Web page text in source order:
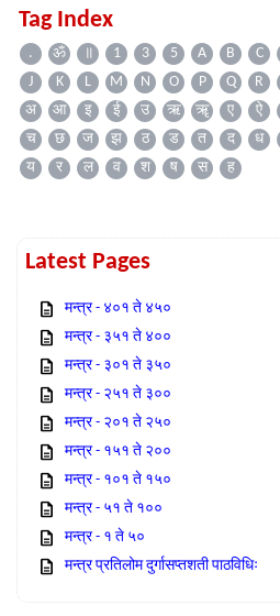
Tag Index
. ॐ ॥ 1 3 5 A B C
J
K L M N O P Q R
अ
आ इ ई उ ऋ ॠ ए ऐ
च
छ ज झ ठ ड त द ध
य
र ल व श ष स ह
Latest Pages
मन्त्र - ४०१ ते ४५०
मन्त्र - ३५१ ते ४००
मन्त्र - ३०१ ते ३५०
मन्त्र - २५१ ते ३००
मन्त्र - २०१ ते २५०
मन्त्र - १५१ ते २००
मन्त्र - १०१ ते १५०
मन्त्र - ५१ ते १००
मन्त्र - १ ते ५०
मन्त्र प्रतिलोम दुर्गासप्तशती पाठविधिः